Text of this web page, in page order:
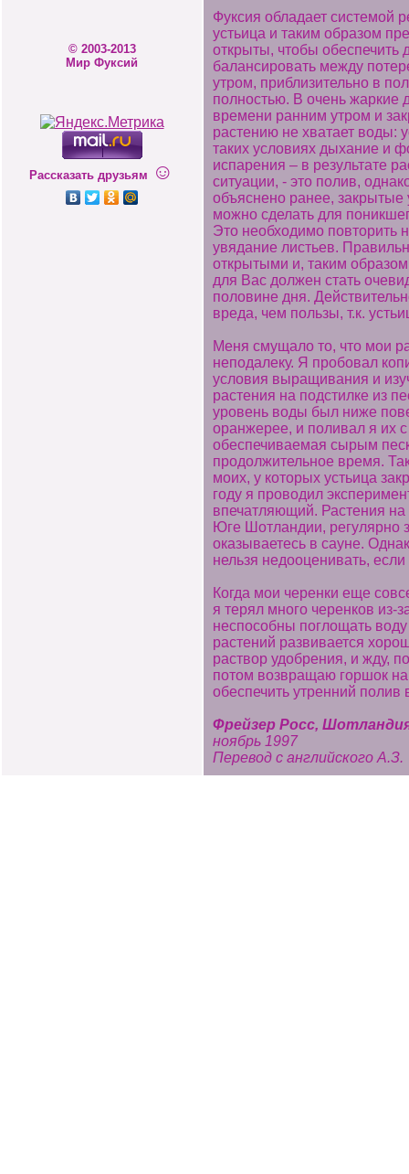
© 2003-2013
Мир Фуксий
Рассказать друзьям ☺
Фуксия обладает системой
устьица и таким образом
открыты, чтобы обеспечить
балансировать между
утром, приблизительно в
полностью. В очень жаркие
времени ранним утром и
растению не хватает воды:
таких условиях дыхание и
испарения – в результате
ситуации, - это полив,
объяснено ранее, закрытые
можно сделать для
Это необходимо повторить
увядание листьев.
открытыми и, таким
для Вас должен стать
половине дня.
вреда, чем пользы, т.к.
Меня смущало то, что мои
неподалеку. Я пробовал
условия выращивания и
растения на подстилке из
уровень воды был ниже
оранжерее, и поливал я их
обеспечиваемая сырым
продолжительное время.
моих, у которых устьица
году я проводил
впечатляющий. Растения
Юге Шотландии, регулярно
оказываетесь в сауне.
нельзя недооценивать,
Когда мои черенки еще
я терял много черенков из-
неспособны поглощать
растений развивается
раствор удобрения, и жду,
потом возвращаю горшок
обеспечить утренний
Фрейзер Росс,
ноябрь 1997
Перевод с английского А.З.